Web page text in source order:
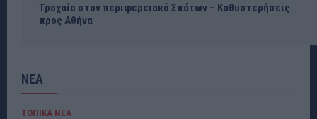
Τροχαίο στον περιφερειακό Σπάτων – Καθυστερήσεις
προς Αθήνα
ΝΕΑ
ΤΟΠΙΚΑ ΝΕΑ